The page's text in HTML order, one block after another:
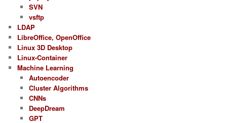
SVN
vsftp
LDAP
LibreOffice, OpenOffice
Linux 3D Desktop
Linux-Container
Machine Learning
Autoencoder
Cluster Algorithms
CNNs
DeepDream
GPT